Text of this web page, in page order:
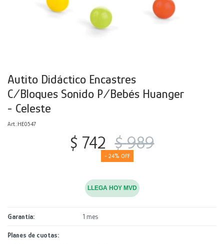
Autito Didáctico Encastres
C/Bloques Sonido P/Bebés Huanger
- Celeste
HE0547
$ 742 $ 989
24
LLEGA HOY MVD
Garantía 1 mes
Planes de cuotas:
Acolchados y Frazadas